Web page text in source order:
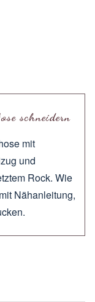
schneidern
mit
und
Rock. Wie
Nähanleitung,
.